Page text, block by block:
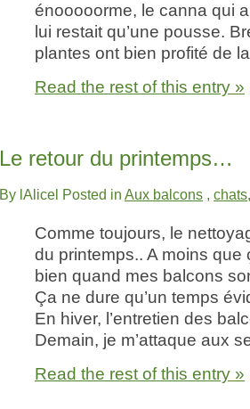
énooooorme, le canna qui
lui restait qu’une pousse.
plantes ont bien profité de
Read the rest of this entry »
Le retour du printemps…
By lAlicel Posted in Aux balcons , chats
Comme toujours, le
du printemps.. A moins que
bien quand mes balcons
Ça ne dure qu’un temps
En hiver, l’entretien des
Demain, je m’attaque aux
Read the rest of this entry »